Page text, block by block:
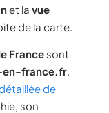
et la vue
de la carte.
France sont
en-france.fr.
de
son